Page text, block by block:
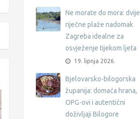
Ne morate do mora: dvije
riječne plaže nadomak
Zagreba idealne za
osvježenje tijekom ljeta
19. lipnja 2026.
Bjelovarsko-bilogorska
županija: domaća hrana,
OPG-ovi i autentični
doživljaji Bilogore